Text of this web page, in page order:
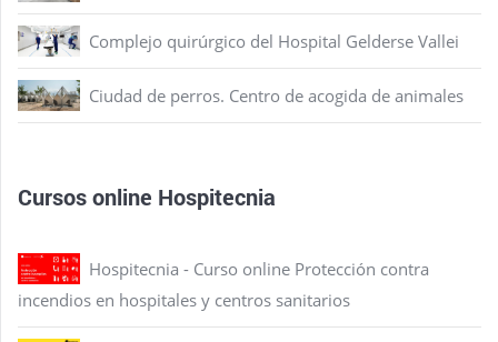
Complejo quirúrgico del Hospital Gelderse Vallei
Ciudad de perros. Centro de acogida de animales
Cursos online Hospitecnia
Hospitecnia - Curso online Protección contra
incendios en hospitales y centros sanitarios